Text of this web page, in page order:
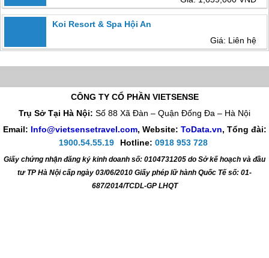
Koi Resort & Spa Hội An
Giá: Liên hệ
CÔNG TY CỔ PHẦN VIETSENSE
Trụ Sở Tại Hà Nội: Số 88 Xã Đàn – Quận Đống Đa – Hà Nội
Email: Info@vietsensetravel.com, Website: ToData.vn, Tổng đài:
1900.54.55.19
Hotline: 0918 953 728
Giấy chứng nhận đăng ký kinh doanh số: 0104731205 do Sở kế hoạch và đầu
tư TP Hà Nội cấp ngày 03/06/2010 Giấy phép lữ hành Quốc Tế số: 01-
687/2014/TCDL-GP LHQT